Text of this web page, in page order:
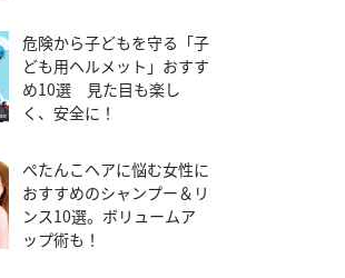
危険から子どもを守る「子
ども用ヘルメット」おすす
め10選 見た目も楽し
く、安全に！
ぺたんこヘアに悩む女性に
おすすめのシャンプー＆リ
ンス10選。ボリュームア
ップ術も！